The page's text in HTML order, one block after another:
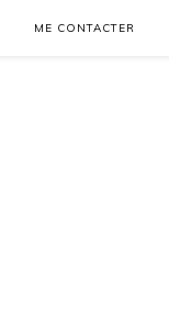
ME CONTACTER